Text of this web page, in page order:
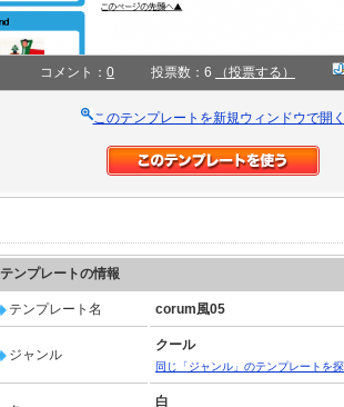
コメント： 0 投票数：6 （投票する）
このテンプレートを新規ウィンドウで開
テンプレートの情報
テンプレート名 corum風05
ジャンル
クール
同じ「ジャンル」のテンプレートを
白